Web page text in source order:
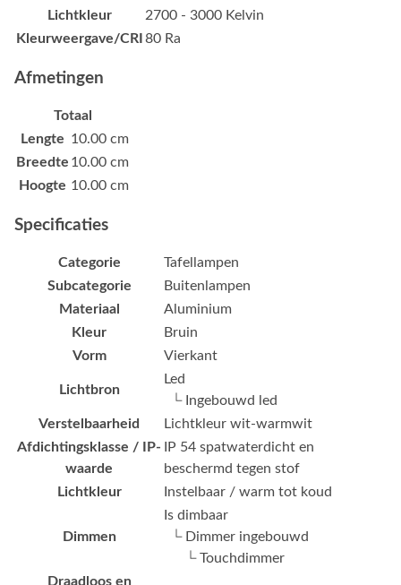
Lichtkleur
2700 - 3000 Kelvin
Kleurweergave/CRI 80 Ra
Afmetingen
Totaal
Lengte 10.00 cm
Breedte 10.00 cm
Hoogte 10.00 cm
Specificaties
Categorie
Tafellampen
Subcategorie
Buitenlampen
Materiaal
Aluminium
Kleur
Bruin
Vorm
Vierkant
Lichtbron
Led
└ Ingebouwd led
Verstelbaarheid
Lichtkleur wit-warmwit
Afdichtingsklasse / IP-
waarde
IP 54 spatwaterdicht en
beschermd tegen stof
Lichtkleur
Instelbaar / warm tot koud
Dimmen
Is dimbaar
└ Dimmer ingebouwd
└ Touchdimmer
Draadloos en